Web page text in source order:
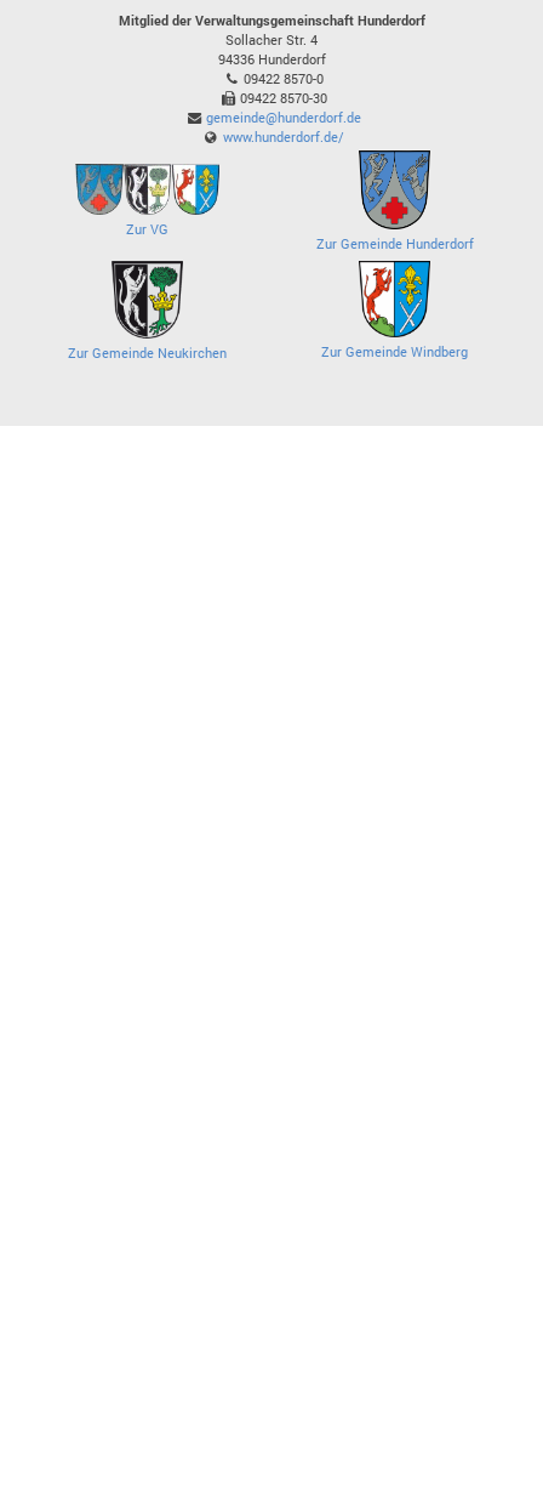
Mitglied der Verwaltungsgemeinschaft Hunderdorf
Sollacher Str. 4
94336 Hunderdorf
09422 8570-0
09422 8570-30
gemeinde@hunderdorf.de
www.hunderdorf.de/
Zur VG
Zur Gemeinde Hunderdorf
Zur Gemeinde Neukirchen Zur Gemeinde Windberg